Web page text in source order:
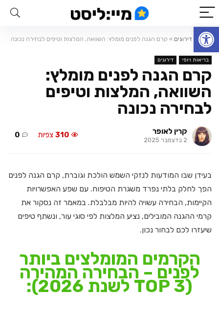
פתח סרגל נגישות
ראשי דירוגים » קרם הגנה לפנים מומלץ: השוואה, המלצות וטיפים לבחירה נכונה
בריאות ויופי דירוגים
קרם הגנה לפנים מומלץ:
השוואה, המלצות וטיפים
לבחירה נכונה
קרין לאופר
2 בדצמבר 2025
310 צפיות 0
בעידן שבו המודעות לנזקי השמש הולכת וגוברת, קרם הגנה לפנים
הפך לחלק בלתי נפרד משגרת הטיפוח. עם שפע האפשרויות
הקיימות, הבחירה עשויה להיות מבלבלת. במאמר זה נסקור את
קרמי ההגנה המובילים, נציע המלצות לפי סוגי עור, ונשתף טיפים
שיעזרו לכם לבחור נכון.
הקרמים המומלצים ביותר
לפנים – הבחירה המהירה
(TOP 3 לשנת 2026) :